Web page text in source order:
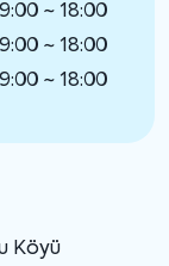
~ 18:00
~ 18:00
~ 18:00
Köyü